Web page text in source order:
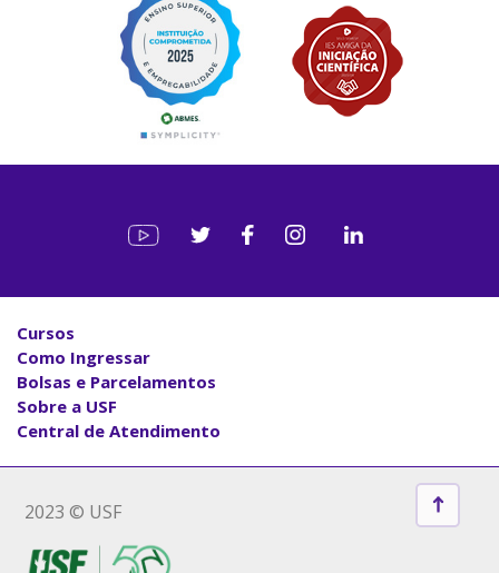
Cursos
Como Ingressar
Bolsas e Parcelamentos
Sobre a USF
Central de Atendimento
2023 © USF